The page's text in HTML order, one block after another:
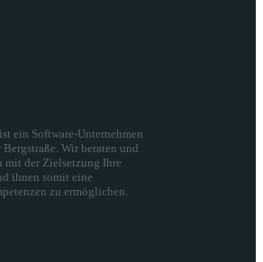
ein Software-Unternehmen
Wir beraten und
mit der Zielsetzung Ihre
ihnen somit eine
zu ermöglichen.